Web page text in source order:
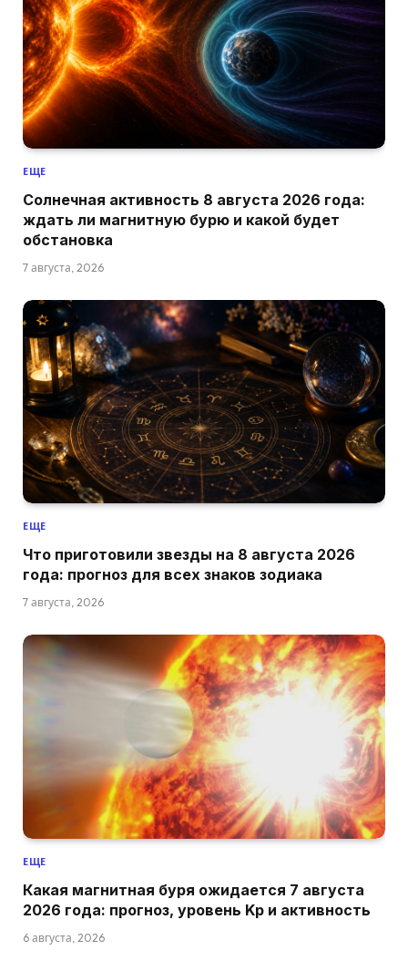
ЕЩЕ
Солнечная активность 8 августа 2026 года:
ждать ли магнитную бурю и какой будет
обстановка
7 августа, 2026
ЕЩЕ
Что приготовили звезды на 8 августа 2026
года: прогноз для всех знаков зодиака
7 августа, 2026
ЕЩЕ
Какая магнитная буря ожидается 7 августа
2026 года: прогноз, уровень Kp и активность
6 августа, 2026